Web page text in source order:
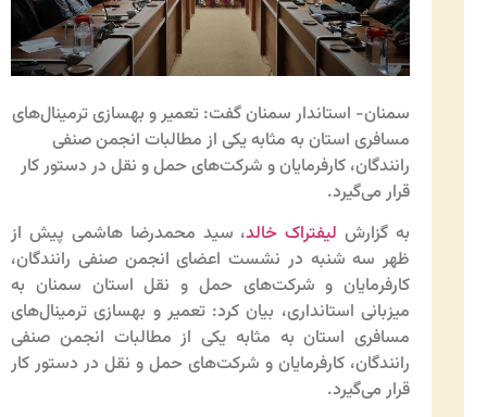
سمنان- استاندار سمنان گفت: تعمیر و بهسازی ترمینال‌های
مسافری استان به مثابه یکی از مطالبات انجمن صنفی
رانندگان، کارفرمایان و شرکت‌های حمل و نقل در دستور کار
قرار می‌گیرد.
به گزارش لیفتراک خالد، سید محمدرضا هاشمی پیش از
ظهر سه شنبه در نشست اعضای انجمن صنفی رانندگان،
کارفرمایان و شرکت‌های حمل و نقل استان سمنان به
میزبانی استانداری، بیان کرد: تعمیر و بهسازی ترمینال‌های
مسافری استان به مثابه یکی از مطالبات انجمن صنفی
رانندگان، کارفرمایان و شرکت‌های حمل و نقل در دستور کار
قرار می‌گیرد.